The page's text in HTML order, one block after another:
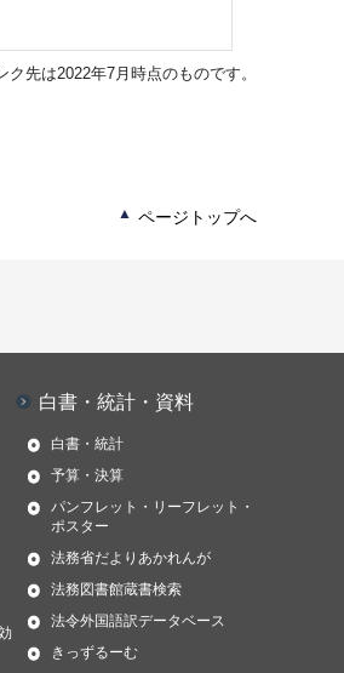
先は2022年7月時点のものです。
ページトップへ
白書・統計・資料
白書・統計
予算・決算
パンフレット・リーフレット・
ポスター
法務省だよりあかれんが
法務図書館蔵書検索
法令外国語訳データベース
きっずるーむ